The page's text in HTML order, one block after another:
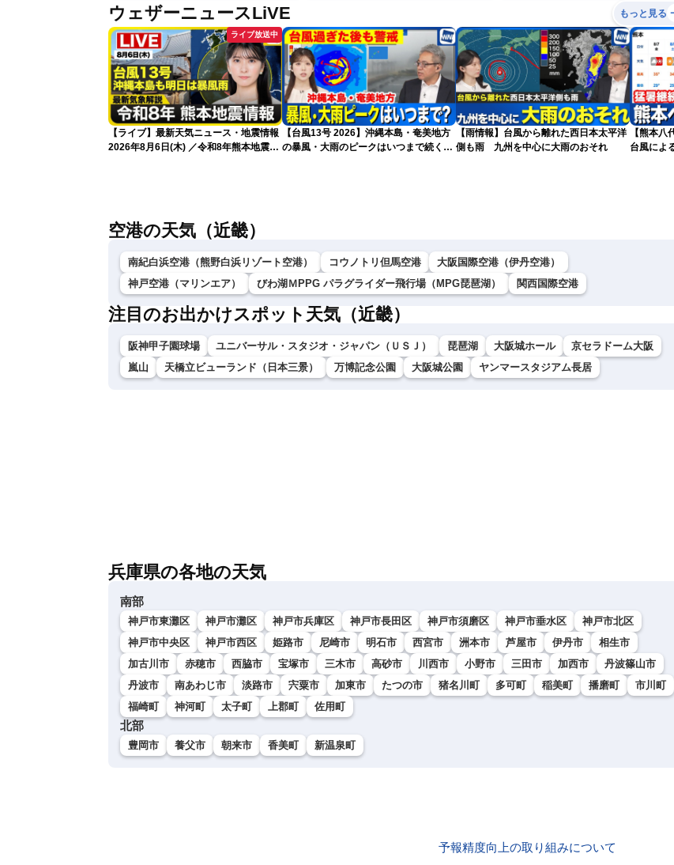
ウェザーニュースLiVE もっと見る
ライブ放送中
【ライブ】最新天気ニュース・地震情報
2026年8月6日(木) ／令和8年熊本地震情
【台風13号 2026】沖縄本島・奄美地方
の暴風・大雨のピークはいつまで続く？
【雨情報】台風から離れた西日本太平洋
側も雨 九州を中心に大雨のおそれ
【熊本八
台風によ
空港の天気（近畿）
南紀白浜空港（熊野白浜リゾート空港） コウノトリ但馬空港
大阪国際空港（伊丹空港）
神戸空港（マリンエア）
びわ湖ＭPPG パラグライダー飛行場（MPG琵琶湖） 関西国際空港
注目のお出かけスポット天気（近畿）
阪神甲子園球場 ユニバーサル・スタジオ・ジャパン（ＵＳＪ） 琵琶湖 大阪城ホール
京セラドーム大阪
嵐山
天橋立ビューランド（日本三景） 万博記念公園 大阪城公園 ヤンマースタジアム長居
兵庫県の各地の天気
南部
神戸市東灘区 神戸市灘区 神戸市兵庫区 神戸市長田区 神戸市須磨区 神戸市垂水区
神戸市北区
神戸市中央区
神戸市西区 姫路市 尼崎市 明石市 西宮市 洲本市 芦屋市 伊丹市
相生市
加古川市
赤穂市 西脇市 宝塚市 三木市 高砂市 川西市 小野市 三田市 加西市
丹波篠山市
丹波市
南あわじ市 淡路市 宍粟市 加東市 たつの市 猪名川町 多可町 稲美町 播磨町
市川町
福崎町
神河町 太子町 上郡町 佐用町
北部
豊岡市 養父市 朝来市 香美町 新温泉町
予報精度向上の取り組みについて